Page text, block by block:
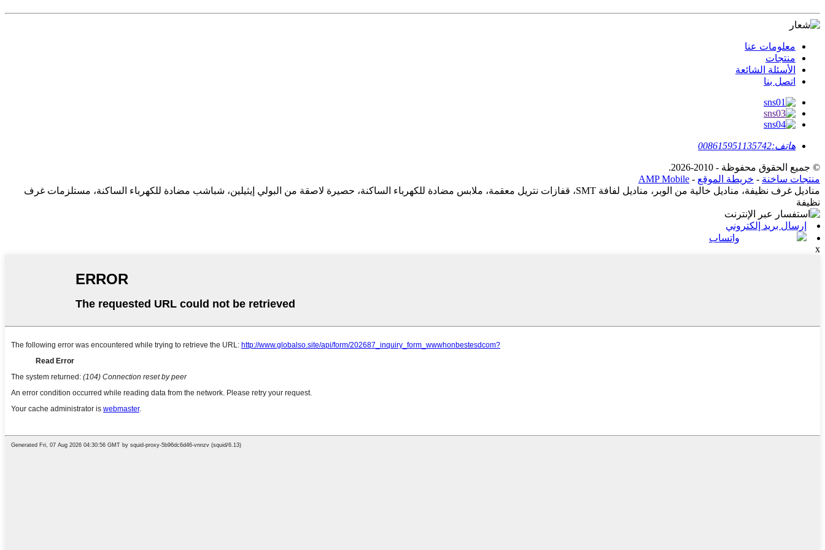
معلومات عنا
منتجات
الأسئلة الشائعة
اتصل بنا
هاتف:008615951135742
© جميع الحقوق محفوظة - 2010-2026.
منتجات ساخنة - خريطة الموقع -
AMP Mobile
مناديل غرف نظيفة، مناديل خالية من الوبر، مناديل لفافة SMT، قفازات نتريل معقمة، ملابس مضادة للكهرباء الساكنة، حصيرة لاصقة من البولي إيثيلين، شباشب مضادة للكهرباء الساكنة، مستلزمات غرف
نظيفة
إرسال بريد إلكتروني
واتساب
x